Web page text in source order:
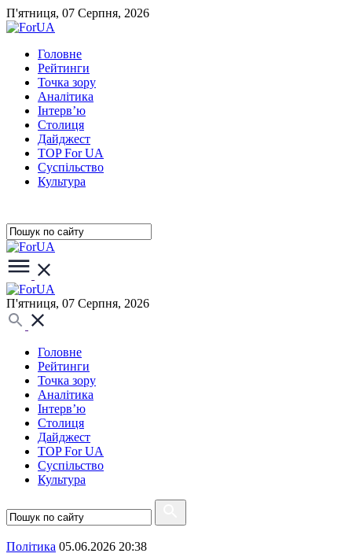
П'ятниця, 07 Серпня, 2026
Головне
Рейтинги
Точка зору
Аналітика
Інтерв’ю
Столиця
Дайджест
TOP For UA
Суспiльство
Культура
П'ятниця, 07 Серпня, 2026
Головне
Рейтинги
Точка зору
Аналітика
Інтерв’ю
Столиця
Дайджест
TOP For UA
Суспiльство
Культура
Полiтика 05.06.2026 20:38